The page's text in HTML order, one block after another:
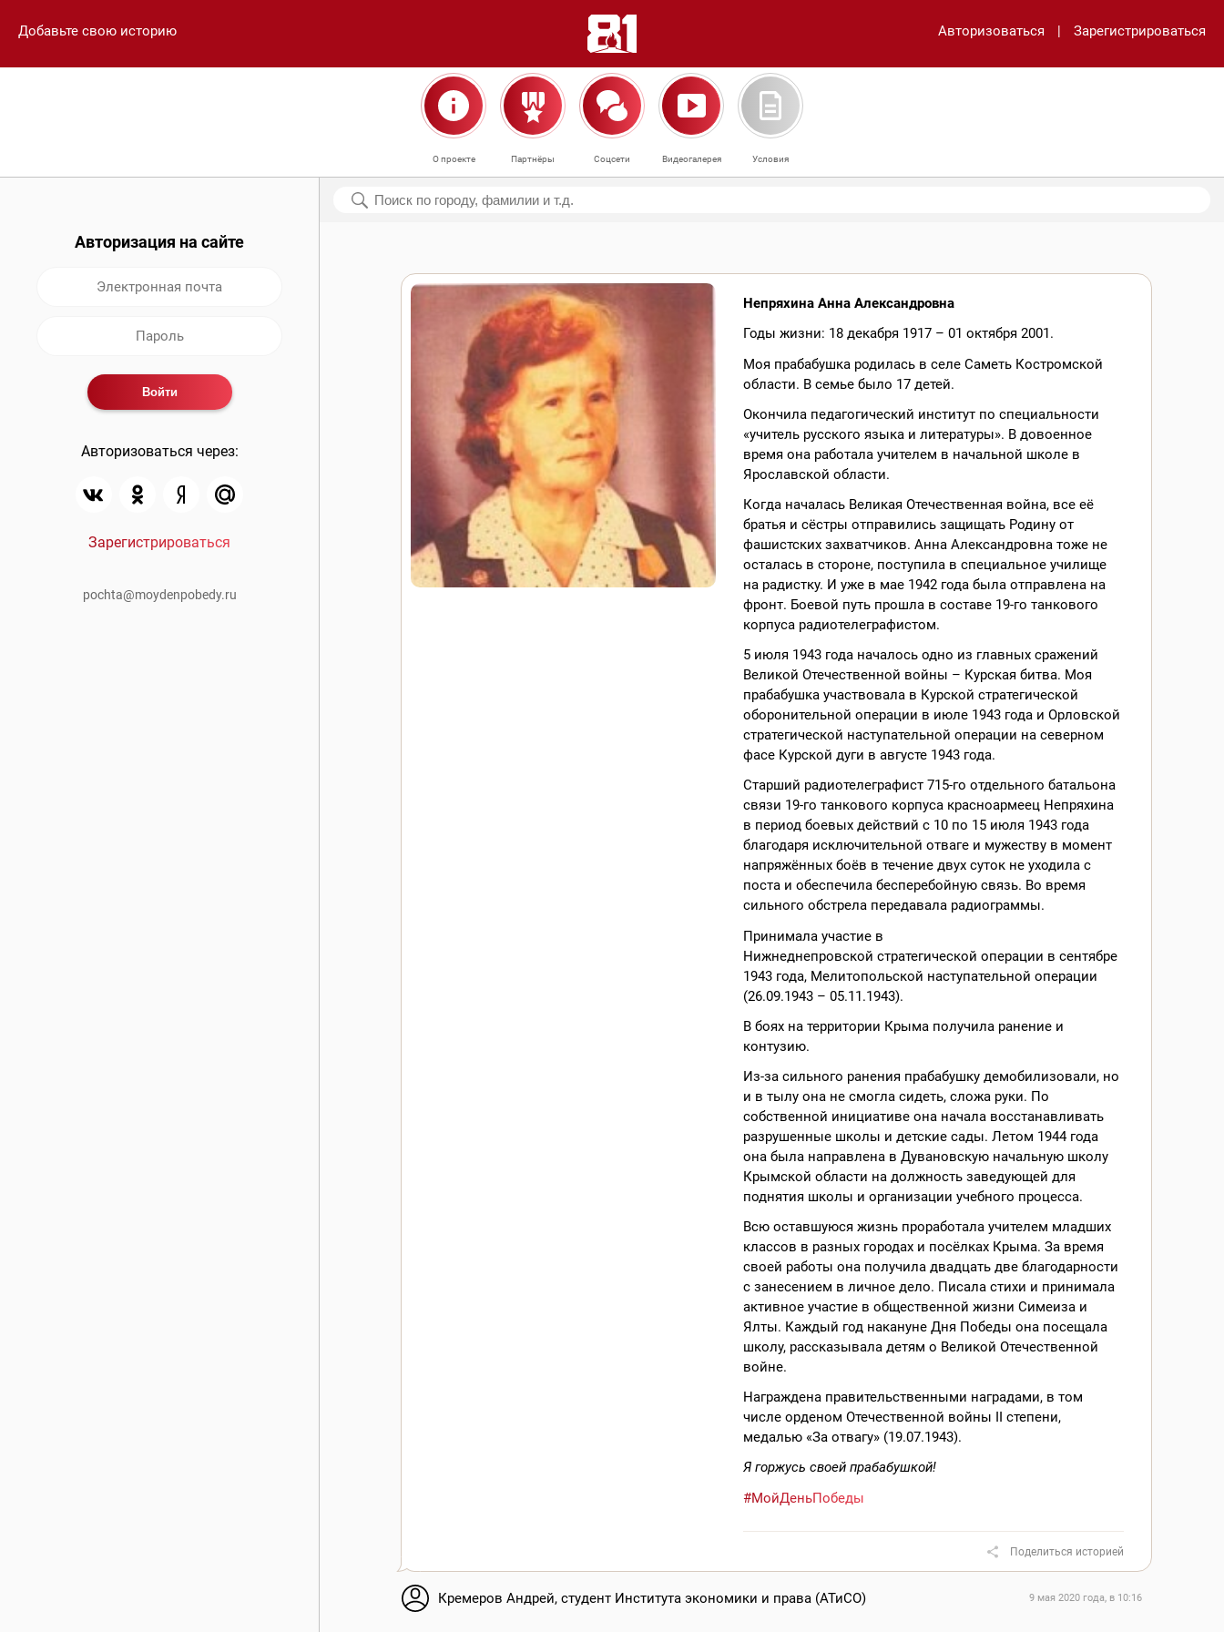
Добавьте свою историю Авторизоваться | Зарегистрироваться
О проекте Партнёры Соцсети Видеогалерея Условия
Авторизация на сайте
Авторизоваться через:
Зарегистрироваться
pochta@moydenpobedy.ru
Непряхина Анна Александровна
Годы жизни: 18 декабря 1917 – 01 октября 2001.
Моя прабабушка родилась в селе Саметь Костромской
области. В семье было 17 детей.
Окончила педагогический институт по специальности
«учитель русского языка и литературы». В довоенное
время она работала учителем в начальной школе в
Ярославской области.
Когда началась Великая Отечественная война, все её
братья и сёстры отправились защищать Родину от
фашистских захватчиков. Анна Александровна тоже не
осталась в стороне, поступила в специальное училище
на радистку. И уже в мае 1942 года была отправлена на
фронт. Боевой путь прошла в составе 19-го танкового
корпуса радиотелеграфистом.
5 июля 1943 года началось одно из главных сражений
Великой Отечественной войны – Курская битва. Моя
прабабушка участвовала в Курской стратегической
оборонительной операции в июле 1943 года и Орловской
стратегической наступательной операции на северном
фасе Курской дуги в августе 1943 года.
Старший радиотелеграфист 715-го отдельного батальона
связи 19-го танкового корпуса красноармеец Непряхина
в период боевых действий с 10 по 15 июля 1943 года
благодаря исключительной отваге и мужеству в момент
напряжённых боёв в течение двух суток не уходила с
поста и обеспечила бесперебойную связь. Во время
сильного обстрела передавала радиограммы.
Принимала участие в
Нижнеднепровской стратегической операции в сентябре
1943 года, Мелитопольской наступательной операции
(26.09.1943 – 05.11.1943).
В боях на территории Крыма получила ранение и
контузию.
Из-за сильного ранения прабабушку демобилизовали, но
и в тылу она не смогла сидеть, сложа руки. По
собственной инициативе она начала восстанавливать
разрушенные школы и детские сады. Летом 1944 года
она была направлена в Дувановскую начальную школу
Крымской области на должность заведующей для
поднятия школы и организации учебного процесса.
Всю оставшуюся жизнь проработала учителем младших
классов в разных городах и посёлках Крыма. За время
своей работы она получила двадцать две благодарности
с занесением в личное дело. Писала стихи и принимала
активное участие в общественной жизни Симеиза и
Ялты. Каждый год накануне Дня Победы она посещала
школу, рассказывала детям о Великой Отечественной
войне.
Награждена правительственными наградами, в том
числе орденом Отечественной войны II степени,
медалью «За отвагу» (19.07.1943).
Я горжусь своей прабабушкой!
#МойДеньПобеды
Поделиться историей
Кремеров Андрей, студент Института экономики и права (АТиСО) 9 мая 2020 года, в 10:16